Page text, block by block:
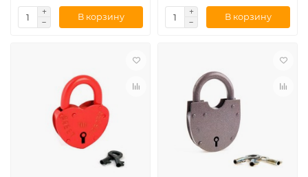
В корзину В корзину